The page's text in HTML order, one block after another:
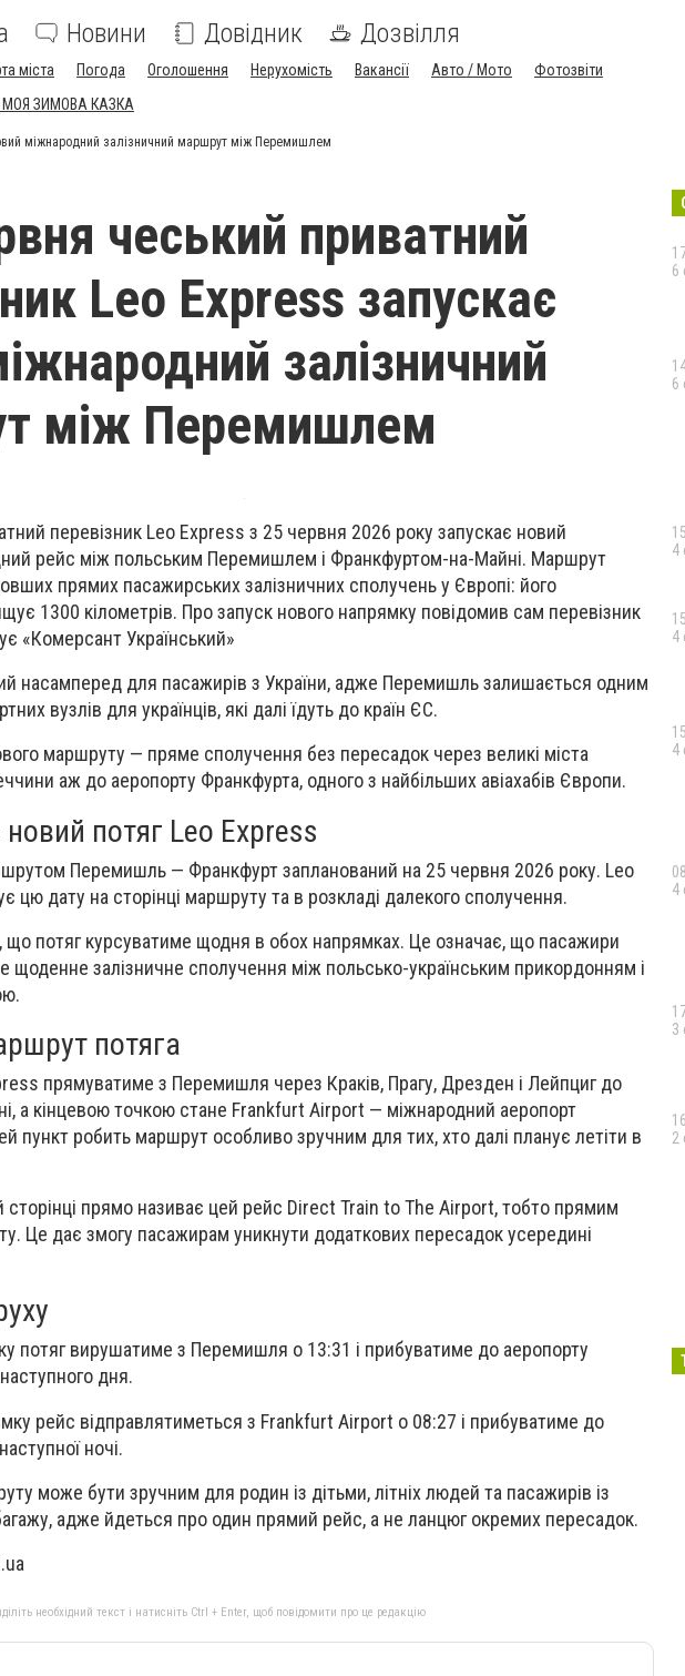
Новини Довідник Дозвілля
міста Погода Оголошення Нерухомість Вакансії Авто / Мото
Фотозвіти
ЗИМОВА КАЗКА
міжнародний залізничний маршрут між Перемишлем
чеський приватний
Leo Express запускає
залізничний
між Перемишлем
перевізник Leo Express з 25 червня 2026 року запускає новий
рейс між польським Перемишлем і Франкфуртом-на-Майні. Маршрут
прямих пасажирських залізничних сполучень у Європі: його
1300 кілометрів. Про запуск нового напрямку повідомив сам перевізник
«Комерсант Український»
насамперед для пасажирів з України, адже Перемишль залишається одним
вузлів для українців, які далі їдуть до країн ЄС.
маршруту — пряме сполучення без пересадок через великі міста
аж до аеропорту Франкфурта, одного з найбільших авіахабів Європи.
потяг Leo Express
Перемишль — Франкфурт запланований на 25 червня 2026 року. Leo
цю дату на сторінці маршруту та в розкладі далекого сполучення.
що потяг курсуватиме щодня в обох напрямках. Це означає, що пасажири
щоденне залізничне сполучення між польсько-українським прикордонням і
потяга
прямуватиме з Перемишля через Краків, Прагу, Дрезден і Лейпциг до
а кінцевою точкою стане Frankfurt Airport — міжнародний аеропорт
пункт робить маршрут особливо зручним для тих, хто далі планує летіти в
сторінці прямо називає цей рейс Direct Train to The Airport, тобто прямим
Це дає змогу пасажирам уникнути додаткових пересадок усередині
потяг вирушатиме з Перемишля о 13:31 і прибуватиме до аеропорту
дня.
рейс відправлятиметься з Frankfurt Airport о 08:27 і прибуватиме до
ночі.
може бути зручним для родин із дітьми, літніх людей та пасажирів із
адже йдеться про один прямий рейс, а не ланцюг окремих пересадок.
необхідний текст і натисніть Ctrl + Enter, щоб повідомити про це редакцію
6
6
4
4
4
4
3
2